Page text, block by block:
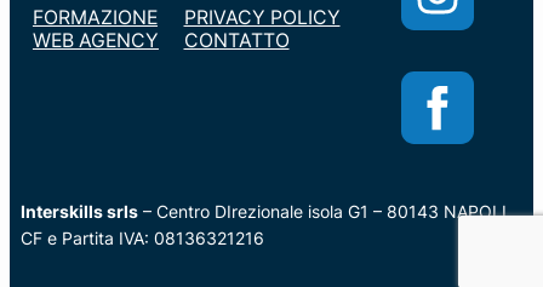
FORMAZIONE
WEB AGENCY
PRIVACY POLICY
CONTATTO
Interskills srls– Centro DIrezionale isola G1 – 80143 NAPOLI
CF e Partita IVA: 08136321216